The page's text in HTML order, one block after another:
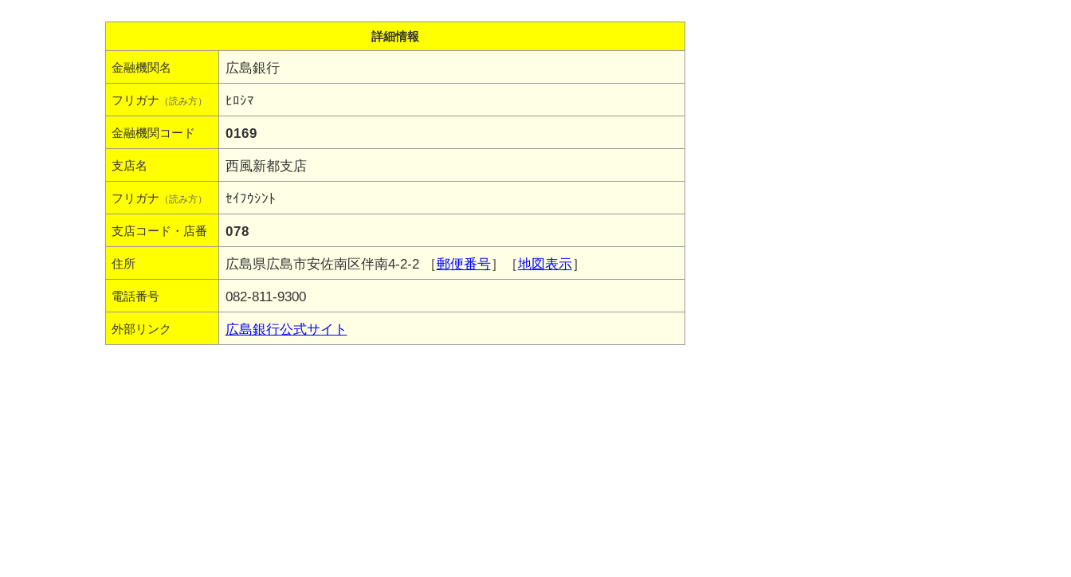
詳細情報
金融機関名 広島銀行
フリガナ （読み方） ﾋﾛｼﾏ
金融機関コード 0169
支店名 西風新都支店
フリガナ （読み方） ｾｲﾌｳｼﾝﾄ
支店コード・店番 078
住所 広島県広島市安佐南区伴南4-2-2 ［郵便番号］［地図表示］
電話番号 082-811-9300
外部リンク 広島銀行公式サイト